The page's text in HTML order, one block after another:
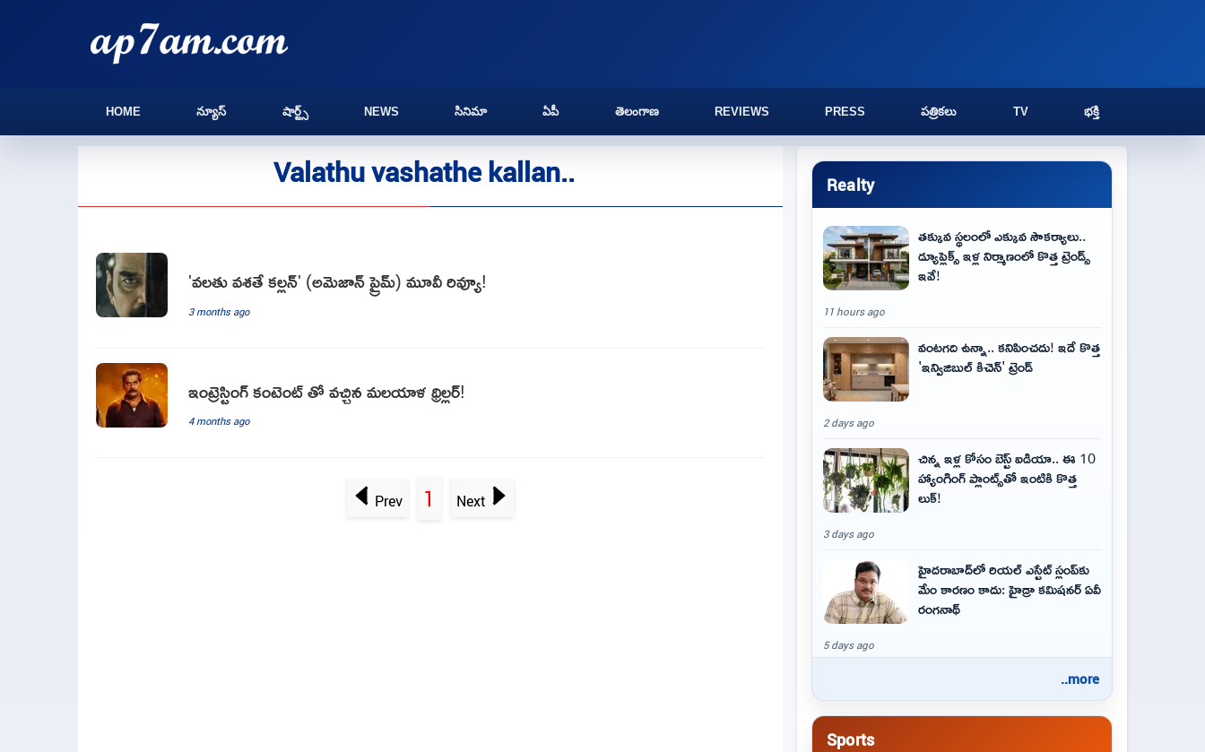
HOME న్యూస్ షార్ట్స్ NEWS సినిమా ఏపీ తెలంగాణ REVIEWS PRESS పత్రికలు TV భక్తి
Valathu vashathe kallan..
'వలతు వశతే కల్లన్' (అమెజాన్ ప్రైమ్) మూవీ రివ్యూ!
3 months ago
ఇంట్రెస్టింగ్ కంటెంట్ తో వచ్చిన మలయాళ థ్రిల్లర్!
4 months ago
Prev 1 Next
Realty
తక్కువ స్థలంలో ఎక్కువ సౌకర్యాలు..
డ్యూప్లెక్స్ ఇళ్ల నిర్మాణంలో కొత్త ట్రెండ్స్
ఇవే!
11 hours ago
వంటగది ఉన్నా.. కనిపించదు! ఇదే కొత్త
'ఇన్విజిబుల్ కిచెన్' ట్రెండ్
2 days ago
చిన్న ఇళ్ల కోసం బెస్ట్ ఐడియా.. ఈ 10
హ్యాంగింగ్ ప్లాంట్స్‌తో ఇంటికి కొత్త
లుక్!
3 days ago
హైదరాబాద్‌లో రియల్ ఎస్టేట్ స్లంప్‌కు
మేం కారణం కాదు: హైడ్రా కమిషనర్ ఏవీ
రంగనాథ్
5 days ago
..more
Sports